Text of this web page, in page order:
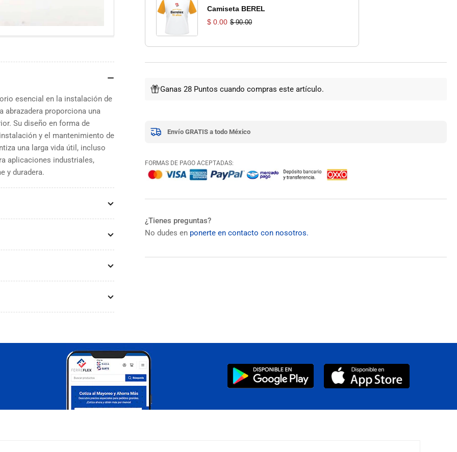
3
Piezas
3
Piezas
Camiseta BEREL
$ 0.00 $ 90.00
Ganas 28 Puntos cuando compras este artículo.
Envío GRATIS a todo México
FORMAS DE PAGO ACEPTADAS:
¿Tienes preguntas?
No dudes en ponerte en contacto con nosotros.
esencial en la instalación de
abrazadera proporciona una
Su diseño en forma de
y el mantenimiento de
una larga vida útil, incluso
aplicaciones industriales,
y duradera.